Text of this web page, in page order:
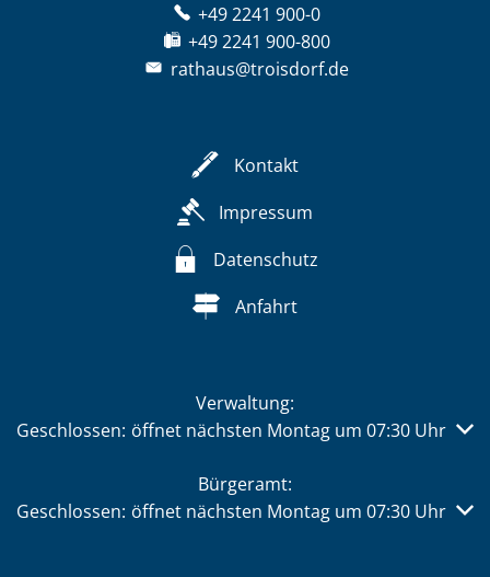
+49 2241 900-0
+49 2241 900-800
rathaus@troisdorf.de
Kontakt
Impressum
Datenschutz
Anfahrt
Verwaltung:
Klicken, um weitere Öffnungs- oder Schließzeiten
Geschlossen: öffnet nächsten Montag um 07:30 Uhr
Bürgeramt:
Klicken, um weitere Öffnungs- oder Schließzeiten
Geschlossen: öffnet nächsten Montag um 07:30 Uhr